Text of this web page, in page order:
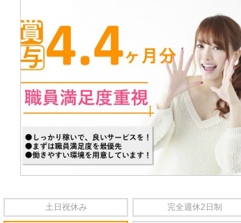
土日祝休み 完全週休2日制